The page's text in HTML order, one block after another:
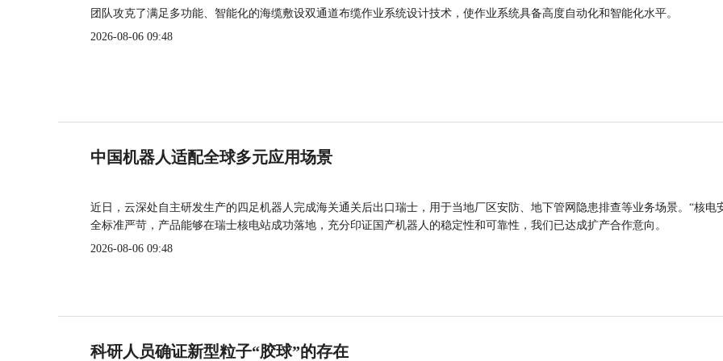
团队攻克了满足多功能、智能化的海缆敷设双通道布缆作业系统设计技术，使作业系统具备高度自动化和智能化水平。
2026-08-06 09:48
中国机器人适配全球多元应用场景
近日，云深处自主研发生产的四足机器人完成海关通关后出口瑞士，用于当地厂区安防、地下管网隐患排查等业务场景。“核电
全标准严苛，产品能够在瑞士核电站成功落地，充分印证国产机器人的稳定性和可靠性，我们已达成扩产合作意向。
2026-08-06 09:48
科研人员确证新型粒子“胶球”的存在